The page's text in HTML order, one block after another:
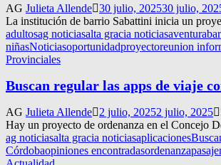
AG Julieta Allende 30 julio, 202530 julio,
La institución de barrio Sabattini inicia un
adultosag noticiasalta gracia noticiasaventura
niñasNoticiasoportunidadproyectoreunion
Provinciales
Buscan regular las apps de viaje
AG Julieta Allende 2 julio, 20252 julio, 2025
Hay un proyecto de ordenanza en el Concejo
ag noticiasalta gracia noticiasaplicaciones
Córdobaopiniones encontradasordenanza